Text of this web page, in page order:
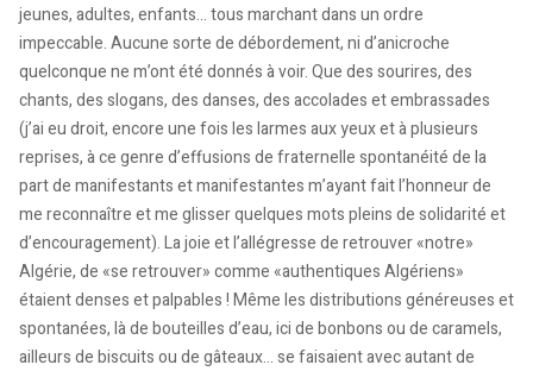
jeunes, adultes, enfants… tous marchant dans un ordre
impeccable. Aucune sorte de débordement, ni d’anicroche
quelconque ne m’ont été donnés à voir. Que des sourires, des
chants, des slogans, des danses, des accolades et embrassades
(j’ai eu droit, encore une fois les larmes aux yeux et à plusieurs
reprises, à ce genre d’effusions de fraternelle spontanéité de la
part de manifestants et manifestantes m’ayant fait l’honneur de
me reconnaître et me glisser quelques mots pleins de solidarité et
d’encouragement). La joie et l’allégresse de retrouver «notre»
Algérie, de «se retrouver» comme «authentiques Algériens»
étaient denses et palpables ! Même les distributions généreuses et
spontanées, là de bouteilles d’eau, ici de bonbons ou de caramels,
ailleurs de biscuits ou de gâteaux… se faisaient avec autant de